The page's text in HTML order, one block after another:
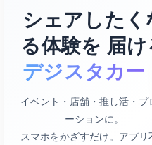
シェアしたく
る体験を 届け
デジスタカー
イベント・店舗・推し活・プ
ーションに。
スマホをかざすだけ。アプリ